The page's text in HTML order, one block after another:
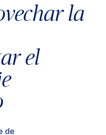
la
el
de